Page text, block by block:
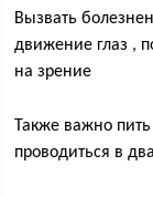
Вызвать
движение глаз ,
на зрение
Также важно
проводиться в